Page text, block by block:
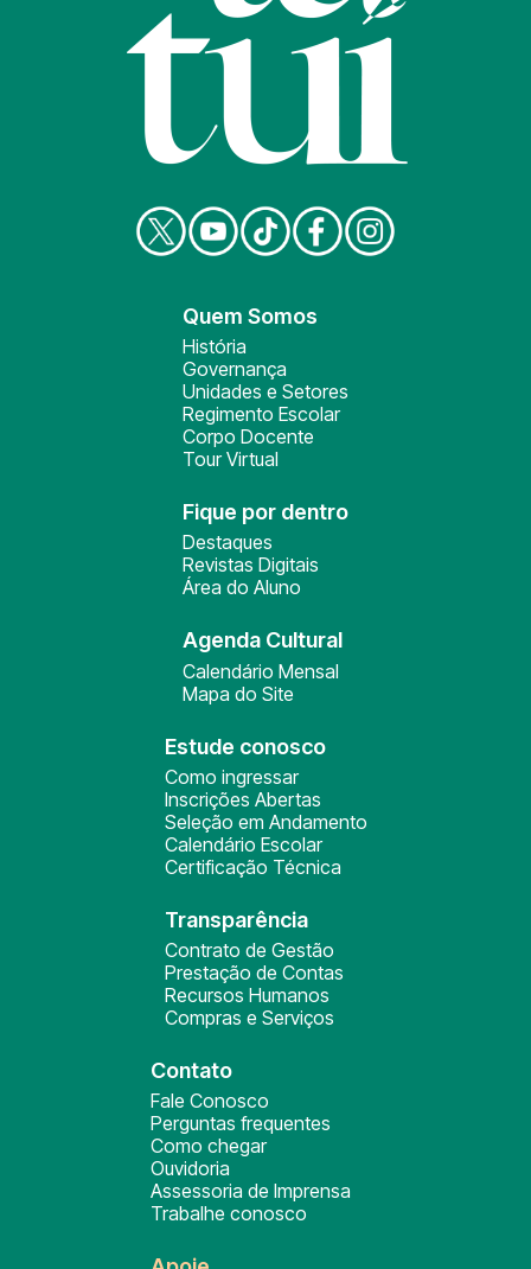
Quem Somos
História
Governança
Unidades e Setores
Regimento Escolar
Corpo Docente
Tour Virtual
Fique por dentro
Destaques
Revistas Digitais
Área do Aluno
Agenda Cultural
Calendário Mensal
Mapa do Site
Estude conosco
Como ingressar
Inscrições Abertas
Seleção em Andamento
Calendário Escolar
Certificação Técnica
Transparência
Contrato de Gestão
Prestação de Contas
Recursos Humanos
Compras e Serviços
Contato
Fale Conosco
Perguntas frequentes
Como chegar
Ouvidoria
Assessoria de Imprensa
Trabalhe conosco